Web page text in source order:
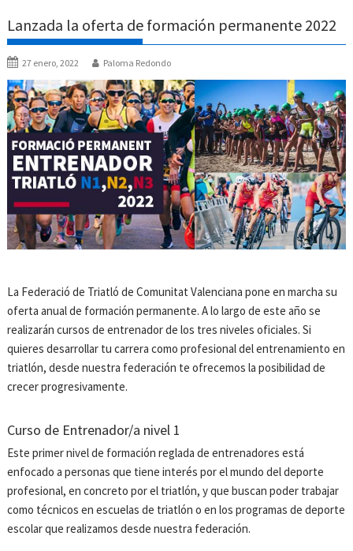
Lanzada la oferta de formación permanente 2022
27 enero, 2022 Paloma Redondo
La Federació de Triatló de Comunitat Valenciana pone en marcha su
oferta anual de formación permanente. A lo largo de este año se
realizarán cursos de entrenador de los tres niveles oficiales. Si
quieres desarrollar tu carrera como profesional del entrenamiento en
triatlón, desde nuestra federación te ofrecemos la posibilidad de
crecer progresivamente.
Curso de Entrenador/a nivel 1
Este primer nivel de formación reglada de entrenadores está
enfocado a personas que tiene interés por el mundo del deporte
profesional, en concreto por el triatlón, y que buscan poder trabajar
como técnicos en escuelas de triatlón o en los programas de deporte
escolar que realizamos desde nuestra federación.